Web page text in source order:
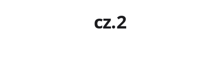
cz.2